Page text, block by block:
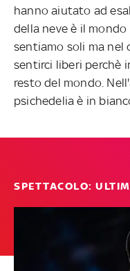
hanno aiutato ad
della neve è il
sentiamo soli ma nel
sentirci liberi perchè
resto del mondo.
psichedelia è in
SPETTACOLO: